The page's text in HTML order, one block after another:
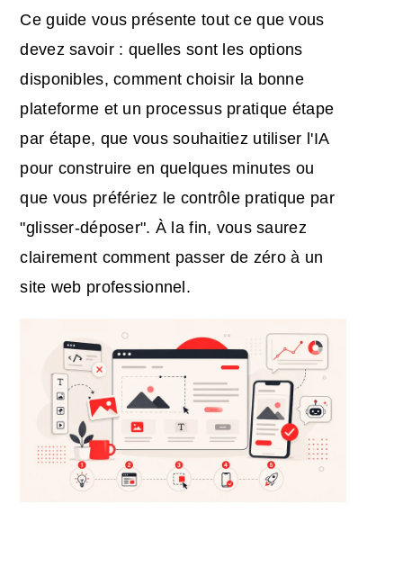
Ce guide vous présente tout ce que vous
devez savoir : quelles sont les options
disponibles, comment choisir la bonne
plateforme et un processus pratique étape
par étape, que vous souhaitiez utiliser l'IA
pour construire en quelques minutes ou
que vous préfériez le contrôle pratique par
"glisser-déposer". À la fin, vous saurez
clairement comment passer de zéro à un
site web professionnel.